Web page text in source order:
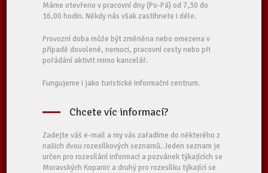
Máme otevřeno v pracovní dny (Po-Pá) od 7,30 do
16,00 hodin. Někdy nás však zastihnete i déle.
Provozní doba může být změněna nebo omezena v
případě dovolené, nemoci, pracovní cesty nebo při
pořádání aktivit mimo kancelář.
Fungujeme i jako turistické informační centrum.
Chcete víc informací?
Zadejte váš e-mail a my vás zařadíme do některého z
našich dvou rozesílkových seznamů. Jeden seznam je
určen pro rozesílání informací a pozvánek týkajících se
Moravských Kopanic a druhý pro rozesílku týkající se